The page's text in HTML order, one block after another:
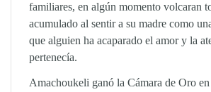
familiares, en algún momento volcaran
acumulado al sentir a su madre como
que alguien ha acaparado el amor y la
pertenecía.
Amachoukeli ganó la Cámara de Oro